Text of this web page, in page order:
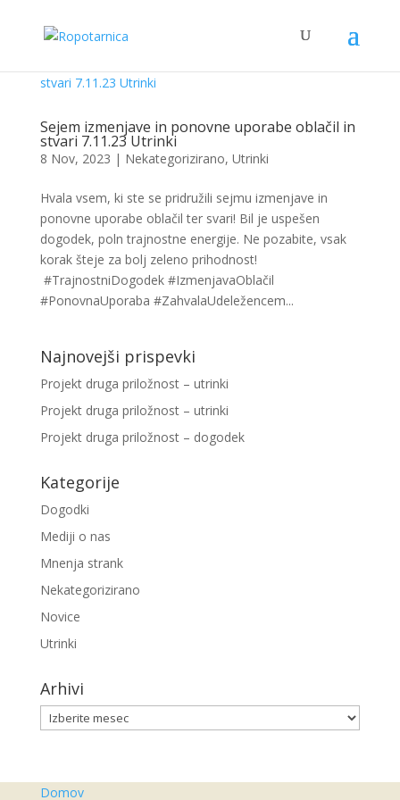
Sejem izmenjave in ponovne uporabe oblačil in
stvari 7.11.23 Utrinki
8 Nov, 2023 | Nekategorizirano, Utrinki
Hvala vsem, ki ste se pridružili sejmu izmenjave in
ponovne uporabe oblačil ter svari! Bil je uspešen
dogodek, poln trajnostne energije. Ne pozabite, vsak
korak šteje za bolj zeleno prihodnost!
#TrajnostniDogodek #IzmenjavaOblačil
#PonovnaUporaba #ZahvalaUdeležencem...
Najnovejši prispevki
Projekt druga priložnost – utrinki
Projekt druga priložnost – utrinki
Projekt druga priložnost – dogodek
Kategorije
Dogodki
Mediji o nas
Mnenja strank
Nekategorizirano
Novice
Utrinki
Arhivi
Arhivi
Domov